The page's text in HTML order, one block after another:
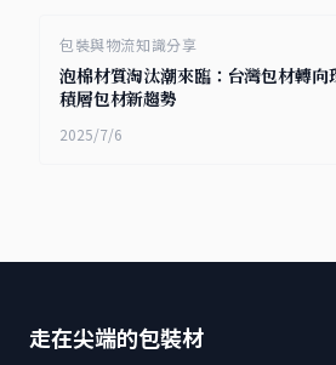
包裝與物流知識分享
泡棉材質淘汰潮來臨：台灣包材轉向
積層包材新趨勢
2025/7/6
走在尖端的包裝材